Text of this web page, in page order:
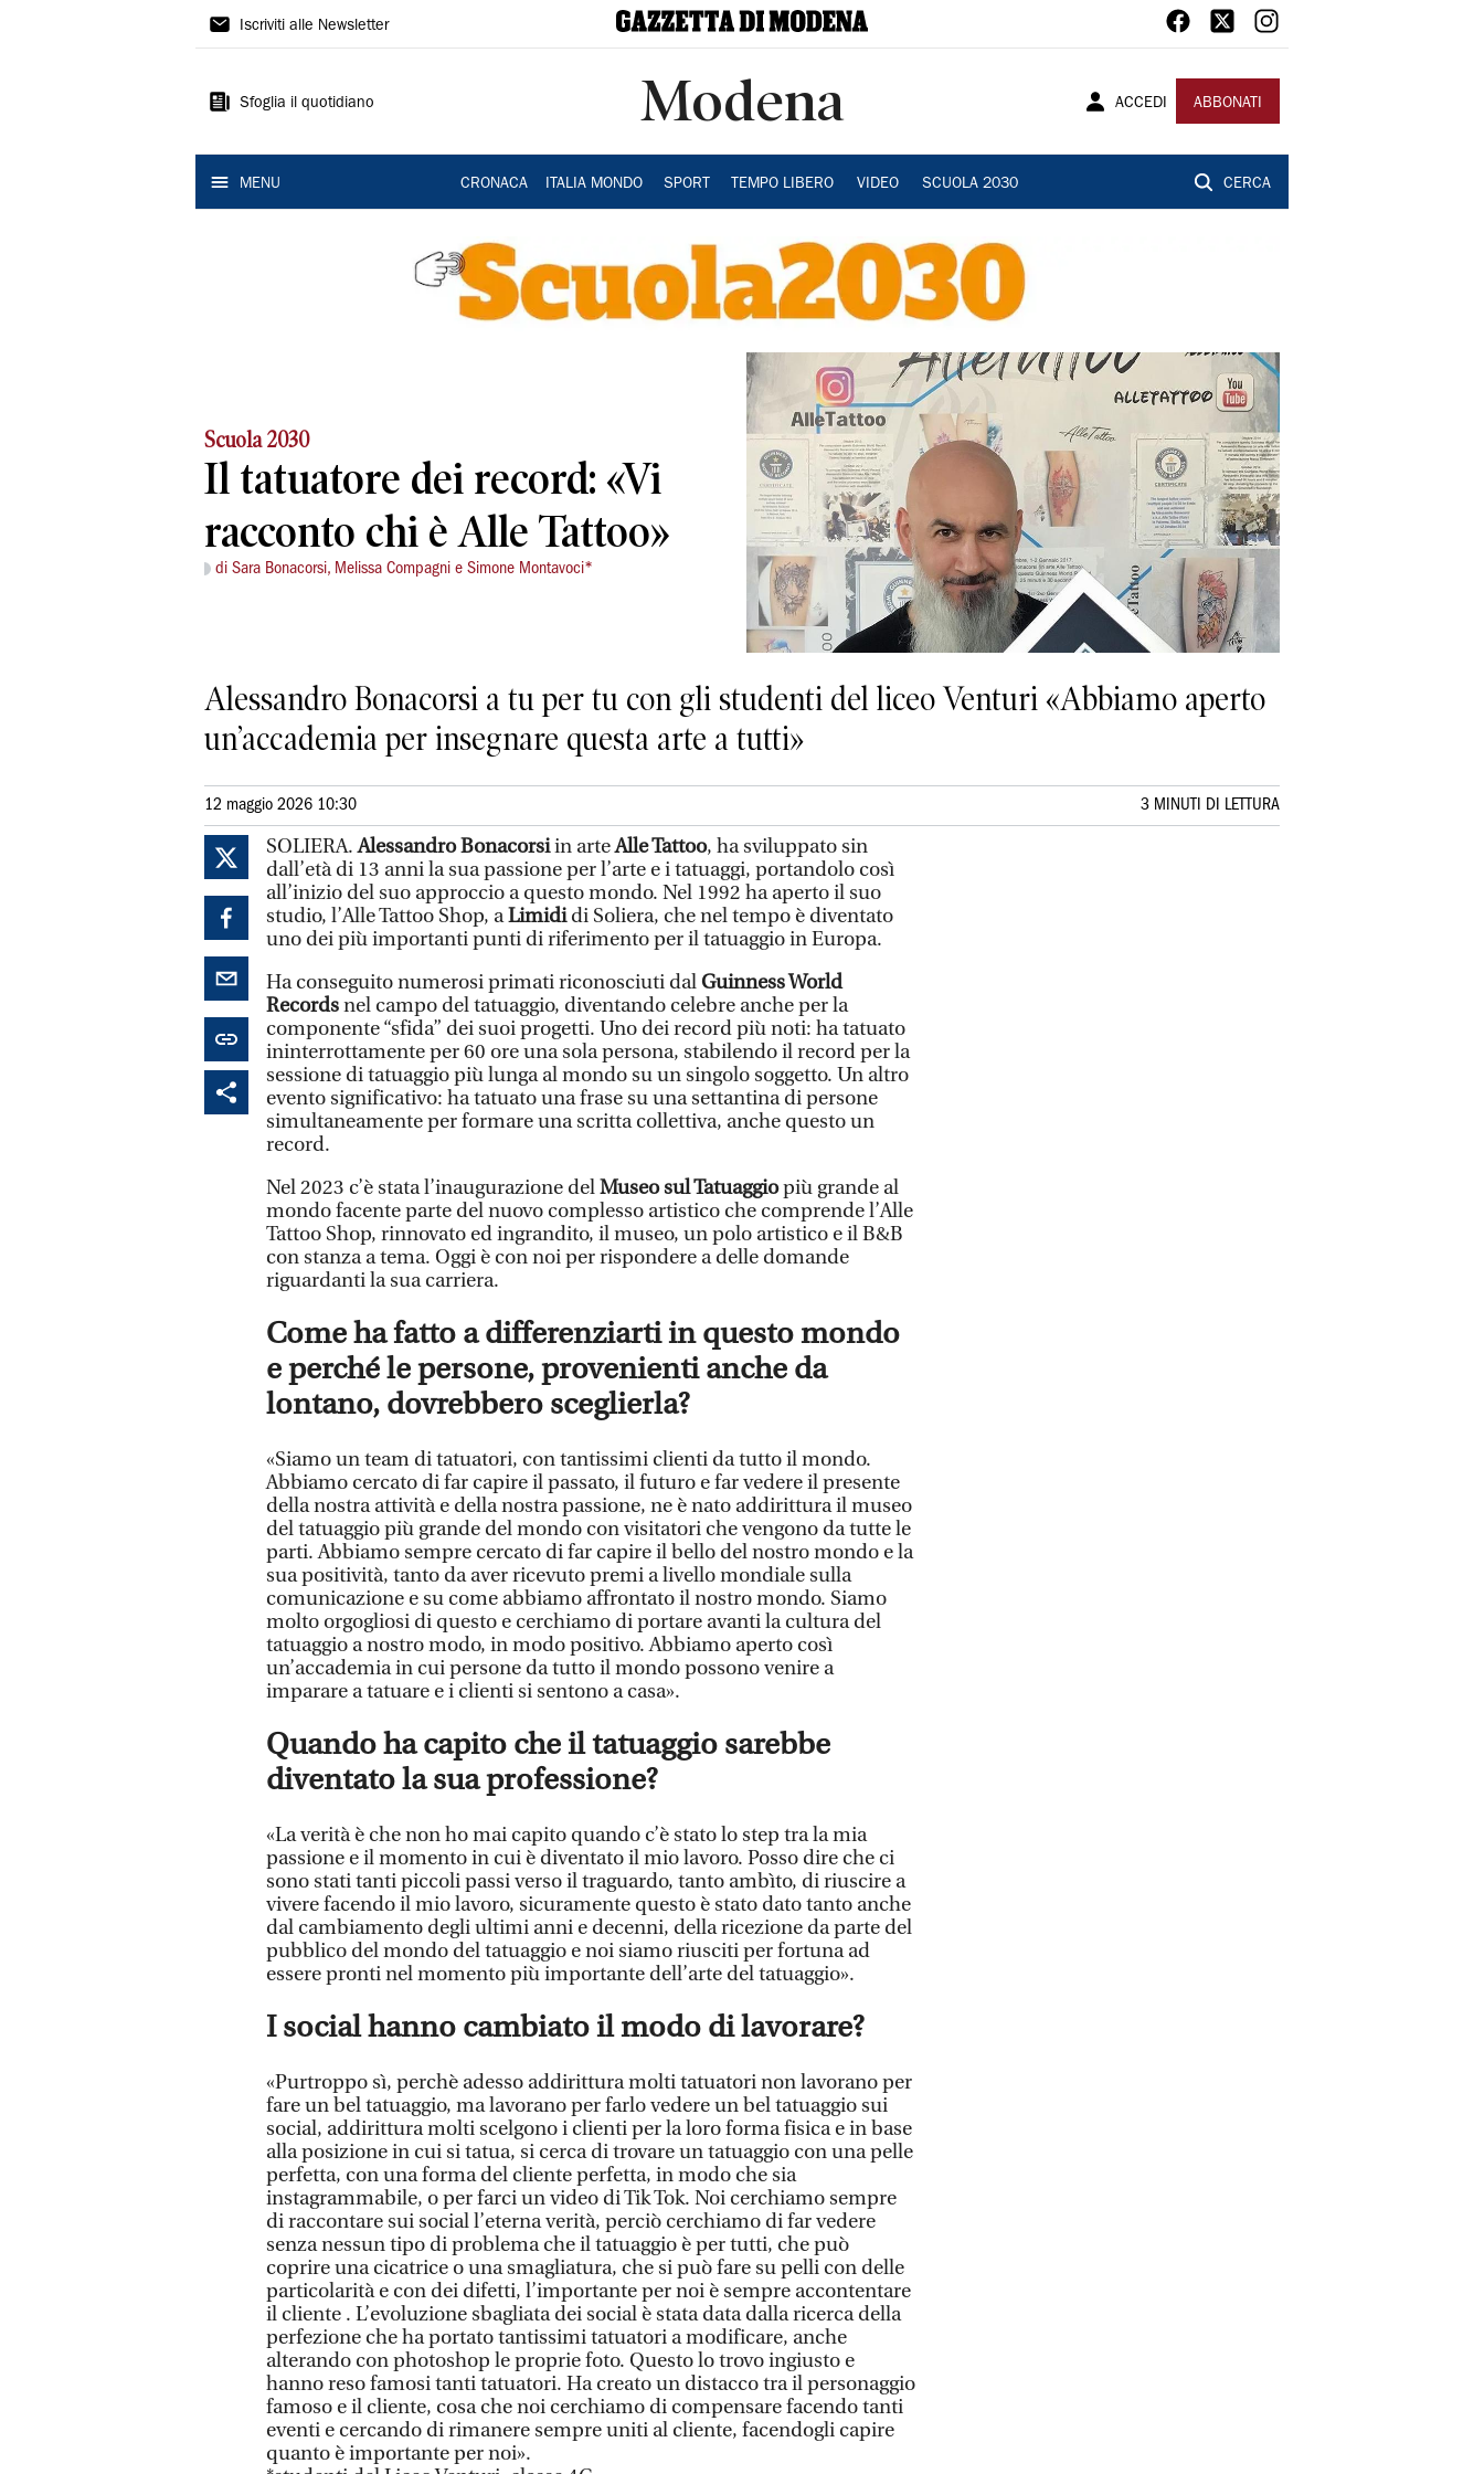
Gazzetta
Modena
Iscriviti alle Newsletter
Sfoglia il quotidiano Modena ACCEDI ABBONATI
MENU CRONACA ITALIA MONDO SPORT TEMPO LIBERO VIDEO SCUOLA 2030 CERCA
Scuola 2030
Il tatuatore dei record: «Vi
racconto chi è Alle Tattoo»
di Sara Bonacorsi, Melissa Compagni e Simone Montavoci*
Alessandro Bonacorsi a tu per tu con gli studenti del liceo Venturi «Abbiamo aperto
un’accademia per insegnare questa arte a tutti»
12 maggio 2026 10:30 3 MINUTI DI LETTURA
SOLIERA.Alessandro Bonacorsiin arteAlle Tattoo, ha sviluppato sin
dall’età di 13 anni la sua passione per l’arte e i tatuaggi, portandolo così
all’inizio del suo approccio a questo mondo. Nel 1992 ha aperto il suo
studio, l’Alle Tattoo Shop, aLimididi Soliera, che nel tempo è diventato
uno dei più importanti punti di riferimento per il tatuaggio in Europa.
Ha conseguito numerosi primati riconosciuti dalGuinness World
Recordsnel campo del tatuaggio, diventando celebre anche per la
componente “sfida” dei suoi progetti. Uno dei record più noti: ha tatuato
ininterrottamente per 60 ore una sola persona, stabilendo il record per la
sessione di tatuaggio più lunga al mondo su un singolo soggetto. Un altro
evento significativo: ha tatuato una frase su una settantina di persone
simultaneamente per formare una scritta collettiva, anche questo un
record.
Nel 2023 c’è stata l’inaugurazione delMuseo sul Tatuaggiopiù grande al
mondo facente parte del nuovo complesso artistico che comprende l’Alle
Tattoo Shop, rinnovato ed ingrandito, il museo, un polo artistico e il B&B
con stanza a tema. Oggi è con noi per rispondere a delle domande
riguardanti la sua carriera.
Come ha fatto a differenziarti in questo mondo
e perché le persone, provenienti anche da
lontano, dovrebbero sceglierla?
«Siamo un team di tatuatori, con tantissimi clienti da tutto il mondo.
Abbiamo cercato di far capire il passato, il futuro e far vedere il presente
della nostra attività e della nostra passione, ne è nato addirittura il museo
del tatuaggio più grande del mondo con visitatori che vengono da tutte le
parti. Abbiamo sempre cercato di far capire il bello del nostro mondo e la
sua positività, tanto da aver ricevuto premi a livello mondiale sulla
comunicazione e su come abbiamo affrontato il nostro mondo. Siamo
molto orgogliosi di questo e cerchiamo di portare avanti la cultura del
tatuaggio a nostro modo, in modo positivo. Abbiamo aperto così
un’accademia in cui persone da tutto il mondo possono venire a
imparare a tatuare e i clienti si sentono a casa».
Quando ha capito che il tatuaggio sarebbe
diventato la sua professione?
«La verità è che non ho mai capito quando c’è stato lo step tra la mia
passione e il momento in cui è diventato il mio lavoro. Posso dire che ci
sono stati tanti piccoli passi verso il traguardo, tanto ambìto, di riuscire a
vivere facendo il mio lavoro, sicuramente questo è stato dato tanto anche
dal cambiamento degli ultimi anni e decenni, della ricezione da parte del
pubblico del mondo del tatuaggio e noi siamo riusciti per fortuna ad
essere pronti nel momento più importante dell’arte del tatuaggio».
I social hanno cambiato il modo di lavorare?
«Purtroppo sì, perchè adesso addirittura molti tatuatori non lavorano per
fare un bel tatuaggio, ma lavorano per farlo vedere un bel tatuaggio sui
social, addirittura molti scelgono i clienti per la loro forma fisica e in base
alla posizione in cui si tatua, si cerca di trovare un tatuaggio con una pelle
perfetta, con una forma del cliente perfetta, in modo che sia
instagrammabile, o per farci un video di Tik Tok. Noi cerchiamo sempre
di raccontare sui social l’eterna verità, perciò cerchiamo di far vedere
senza nessun tipo di problema che il tatuaggio è per tutti, che può
coprire una cicatrice o una smagliatura, che si può fare su pelli con delle
particolarità e con dei difetti, l’importante per noi è sempre accontentare
il cliente . L’evoluzione sbagliata dei social è stata data dalla ricerca della
perfezione che ha portato tantissimi tatuatori a modificare, anche
alterando con photoshop le proprie foto. Questo lo trovo ingiusto e
hanno reso famosi tanti tatuatori. Ha creato un distacco tra il personaggio
famoso e il cliente, cosa che noi cerchiamo di compensare facendo tanti
eventi e cercando di rimanere sempre uniti al cliente, facendogli capire
quanto è importante per noi».